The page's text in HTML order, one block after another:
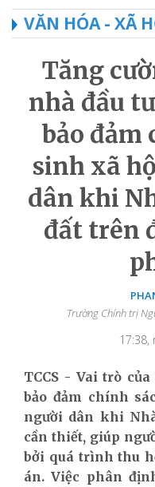
VĂN HÓA - XÃ
Tăng
nhà đầu
bảo đảm
sinh xã
dân khi
đất trên
Trường Chính trị
17:38,
TCCS - Vai trò
bảo đảm chính
người dân khi
cần thiết, giúp
bởi quá trình thu
án. Việc phân